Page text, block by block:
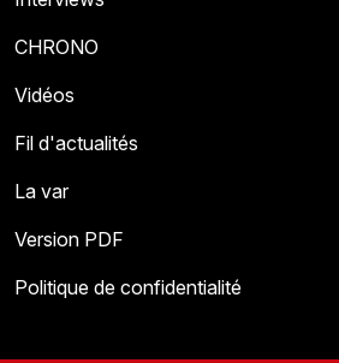
CHRONO
Vidéos
Fil d'actualités
La var
Version PDF
Politique de confidentialité